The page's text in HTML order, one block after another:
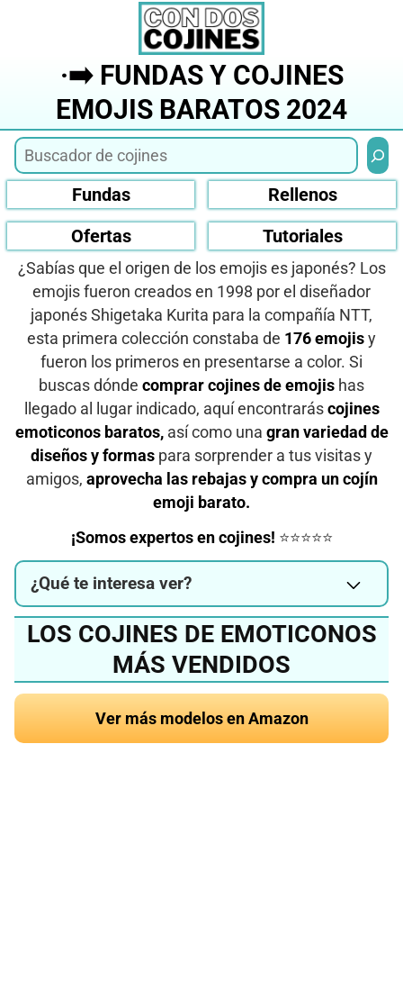
·➡️ FUNDAS Y COJINES
EMOJIS BARATOS 2024
Fundas
Rellenos
Ofertas
Tutoriales
¿Sabías que el origen de los emojis es japonés? Los
emojis fueron creados en 1998 por el diseñador
japonés Shigetaka Kurita para la compañía NTT,
esta primera colección constaba de 176 emojis y
fueron los primeros en presentarse a color. Si
buscas dónde comprar cojines de emojis has
llegado al lugar indicado, aquí encontrarás cojines
emoticonos baratos,así como una gran variedad de
diseños y formas para sorprender a tus visitas y
amigos, aprovecha las rebajas y compra un cojín
emoji barato.
¡Somos expertos en cojines! ⭐⭐⭐⭐⭐
¿Qué te interesa ver?
LOS COJINES DE EMOTICONOS
MÁS VENDIDOS
Ver más modelos en Amazon